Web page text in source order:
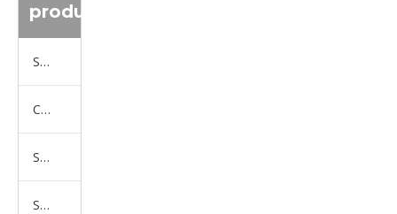
produit
Série de camions Sinotruk
Camion Shacman Série
Série de camions SAIC-lveco Hongyan
Série de camions Foton Auman